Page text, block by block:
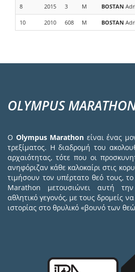
8 2015 3 M BOSTAN
10 2010 608 M BOSTAN
OLYMPUS
Ο Olympus Marathon είναι ένας
τρεξίματος. Η διαδρομή του
αρχαιότητας, τότε που οι
ανηφόριζαν κάθε καλοκαίρι στις
τιμήσουν τον υπέρτατο θεό τους,
Marathon μετουσιώνει αυτή
αθλητικό γεγονός, με τους δρομείς
ιστορίας στο θρυλικό «βουνό των